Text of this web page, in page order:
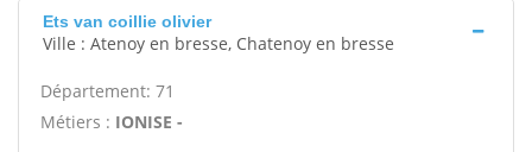
Ets van coillie olivier
Ville : Atenoy en bresse, Chatenoy en bresse
Département: 71
Métiers : IONISE -